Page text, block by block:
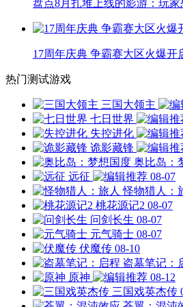
盘点8月扎堆上线的影游：玩
17周年庆典 争霸赛大区火爆开
热门测试游戏
三国大领主
七日世界
失控进化
诡影藏锋
奥比岛：
远征
08-07
怪物猎人：
桃花源记2 08-07
问剑长生 08-07
元气骑士 08-07
伏魔传 08-10
盗墓笔记：
原神
08-12
三国戏英杰传